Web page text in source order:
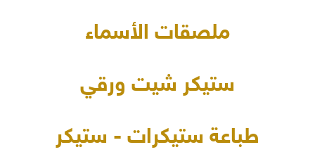
ملصقات الأسماء
ستيكر شيت ورقي
طباعة ستيكرات - ستيكر